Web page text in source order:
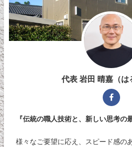
代表 岩田 晴嘉（は
『伝統の職人技術と、新しい思考の
様々なご要望に応え、スピード感の